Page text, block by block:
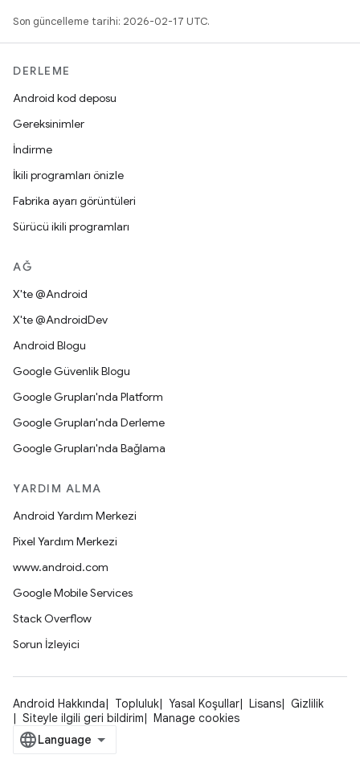
Son güncelleme tarihi: 2026-02-17 UTC.
DERLEME
Android kod deposu
Gereksinimler
İndirme
İkili programları önizle
Fabrika ayarı görüntüleri
Sürücü ikili programları
AĞ
X'te @Android
X'te @AndroidDev
Android Blogu
Google Güvenlik Blogu
Google Grupları'nda Platform
Google Grupları'nda Derleme
Google Grupları'nda Bağlama
YARDIM ALMA
Android Yardım Merkezi
Pixel Yardım Merkezi
www.android.com
Google Mobile Services
Stack Overflow
Sorun İzleyici
Android Hakkında Topluluk Yasal Koşullar Lisans
Gizlilik
Siteyle ilgili geri bildirim
Manage cookies